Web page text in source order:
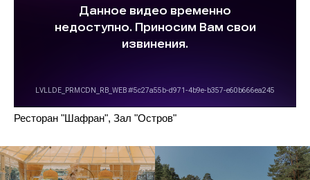
Ресторан "Шафран", Зал "Остров"